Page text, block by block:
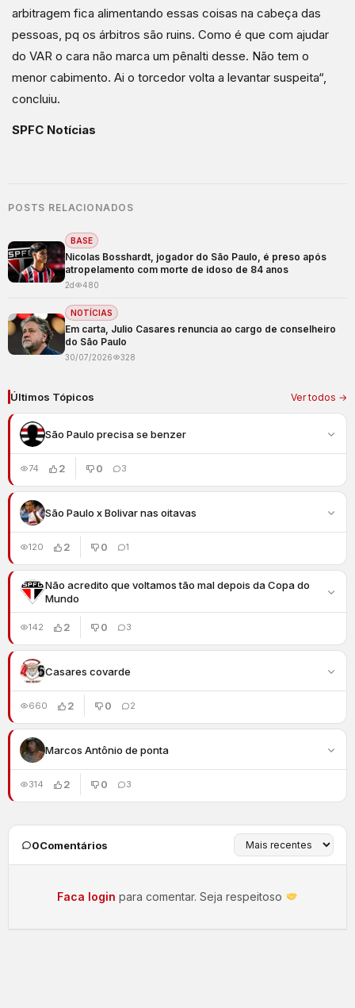
arbitragem fica alimentando essas coisas na cabeça das
pessoas, pq os árbitros são ruins. Como é que com ajudar
do VAR o cara não marca um pênalti desse. Não tem o
menor cabimento. Ai o torcedor volta a levantar suspeita“,
concluiu.
SPFC Notícias
POSTS RELACIONADOS
BASE
Nicolas Bosshardt, jogador do São Paulo, é preso após
atropelamento com morte de idoso de 84 anos
2d 480
NOTÍCIAS
Em carta, Julio Casares renuncia ao cargo de conselheiro
do São Paulo
30/07/2026 328
Últimos Tópicos Ver todos →
São Paulo precisa se benzer
74 2 0 3
São Paulo x Bolivar nas oitavas
120 2 0 1
Não acredito que voltamos tão mal depois da Copa do
Mundo
142 2 0 3
Casares covarde
660 2 0 2
Marcos Antônio de ponta
314 2 0 3
0Comentários
Faca login para comentar. Seja respeitoso